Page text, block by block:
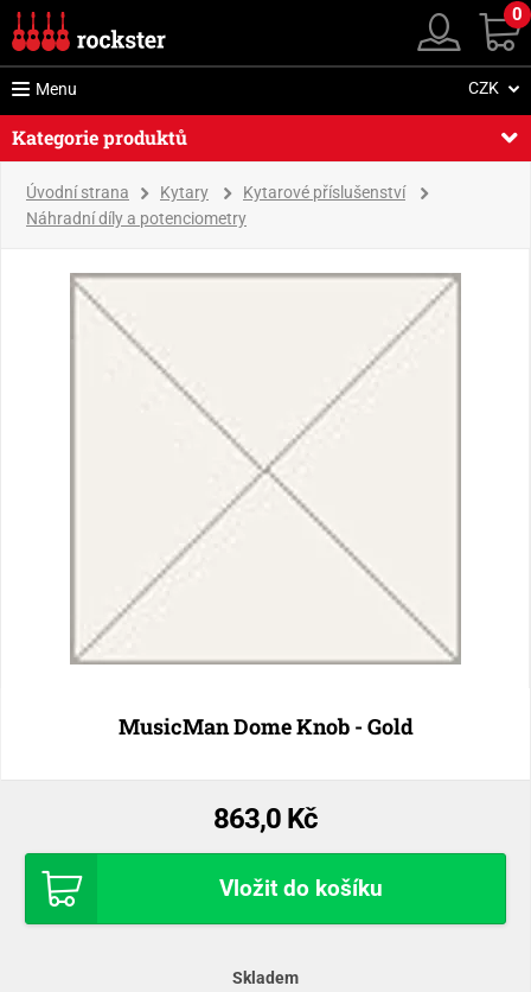
0
Menu CZK
Kategorie produktů
Úvodní strana Kytary
Kytarové příslušenství
Náhradní díly a potenciometry
MusicMan Dome Knob - Gold
863,0 Kč
Vložit do košíku
Skladem